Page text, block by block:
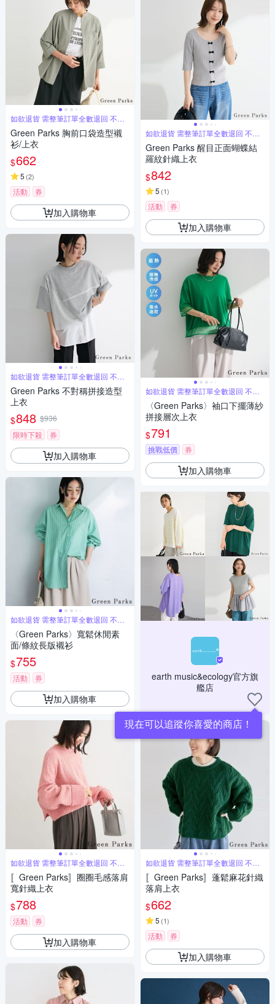
如欲退貨 需整筆訂單全數退回 不能
單退
Green Parks 胸前口袋造型襯
衫/上衣
$662
5 (2)
活動 券
加入購物車
如欲退貨 需整筆訂單全數退回 不能
單退
Green Parks 不對稱拼接造型
上衣
$848 $936
限時下殺
券
加入購物車
如欲退貨 需整筆訂單全數退回 不能
單退
〈Green Parks〉寬鬆休閒素
面/條紋長版襯衫
$755
活動 券
加入購物車
如欲退貨 需整筆訂單全數退回 不能
單退
〚Green Parks〛圈圈毛感落肩
寬針織上衣
$788
活動 券
加入購物車
如欲退貨 需整筆訂單全數退回 不能
單退
Green Parks 醒目正面蝴蝶結
羅紋針織上衣
$842
5 (1)
活動 券
加入購物車
如欲退貨 需整筆訂單全數退回 不能
單退
〈Green Parks〉袖口下擺薄紗
拼接層次上衣
$791
挑戰低價 券
加入購物車
earth music&ecology官方旗
艦店
現在可以追蹤你喜愛的商店！
如欲退貨 需整筆訂單全數退回 不能
單退
〚Green Parks〛蓬鬆麻花針織
落肩上衣
$662
5 (1)
活動 券
加入購物車